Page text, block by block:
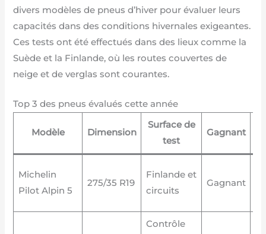
divers modèles de pneus d’hiver pour évaluer leurs
capacités dans des conditions hivernales exigeantes.
Ces tests ont été effectués dans des lieux comme la
Suède et la Finlande, où les routes couvertes de
neige et de verglas sont courantes.
Top 3 des pneus évalués cette année
Modèle Dimension
Surface de
test
Gagnant
Michelin
Pilot Alpin 5
275/35 R19
Finlande et
circuits
Gagnant
Contrôle